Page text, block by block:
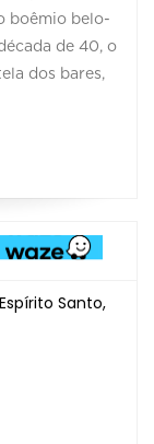
boêmio belo-
de 40, o
dos bares,
Santo,